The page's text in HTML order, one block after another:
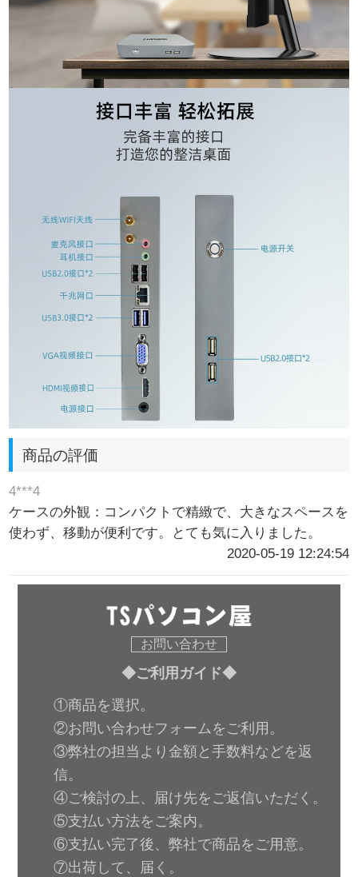
商品の評価
4***4
ケースの外観：コンパクトで精緻で、大きなスペースを
使わず、移動が便利です。とても気に入りました。
2020-05-19 12:24:54
お問い合わせ
◆ご利用ガイド◆
①商品を選択。
②お問い合わせフォームをご利用。
③弊社の担当より金額と手数料などを返
信。
④ご検討の上、届け先をご返信いただく。
⑤支払い方法をご案内。
⑥支払い完了後、弊社で商品をご用意。
⑦出荷して、届く。